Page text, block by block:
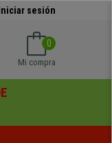
sesión
0
Mi compra